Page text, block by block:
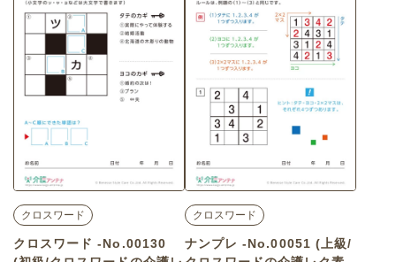
クロスワード
クロスワード -No.00130
クロスワード
ナンプレ -No.00051 (上級/